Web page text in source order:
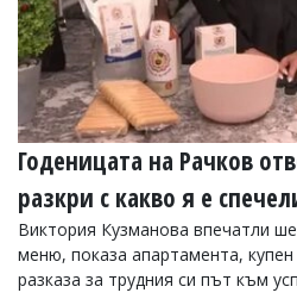
редакцията
не
носи
отговорност
тях!
Ако
откриете
обиден
за
вас
коментар,
моля
Годеницата на Рачков
разкри с какво я е
Виктория Кузманова впечатли
меню, показа апартамента,
разказа за трудния си път към